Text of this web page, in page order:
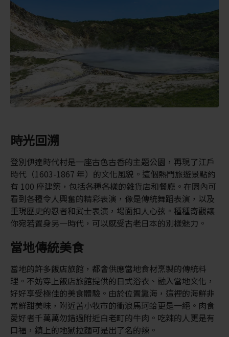
時光回溯
登別伊達時代村是一座古色古香的主題公園，再現了江戶
時代（1603-1867 年）的文化風貌。這個熱門旅遊景點約
有 100 座建築，包括各種各樣的雜貨店和餐廳。在園內可
看到各種令人興奮的精彩表演，像是傳統舞蹈表演，以及
重現歷史的忍者和武士表演，場面扣人心弦。種種奇觀讓
你宛若置身另一時代，可以感受古老日本的別樣魅力。
當地傳統美食
當地的許多飯店旅館，都會供應當地食材烹製的傳統料
理。不妨穿上飯店旅館提供的日式浴衣、融入當地文化，
好好享受極佳的美食體驗。由於位置靠海，這裡的海鮮非
常鮮甜美味，附近苫小牧市的衝浪馬珂蛤更是一絕。肉食
愛好者千萬萬勿錯過附近白老町的牛肉。吃辣的人更是有
口福，鎮上的地獄拉麵可是出了名的辣。